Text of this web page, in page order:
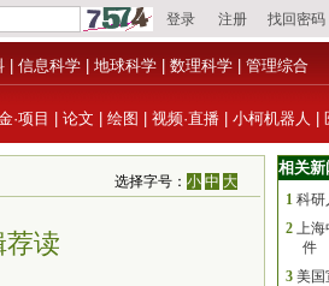
信息科学 地球科学 数理科学 管理综合
·项目 论文 绘图 视频·直播 小柯机器人
选择字号：小 中 大
荐读
相关新
1 科研
2 上海
件
3 美国